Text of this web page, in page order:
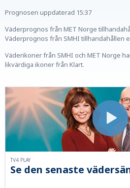
Prognosen uppdaterad 15:37
Väderprognos från MET Norge
Väderprognos från SMHI tillhandahållen
Väderikoner från SMHI och MET Norge
likvärdiga ikoner från Klart.
Se den senaste
TV4 PLAY